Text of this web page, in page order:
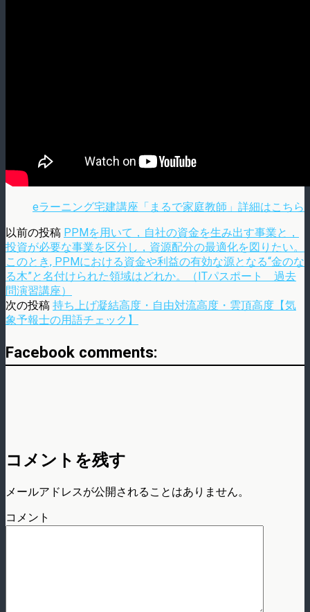
eラーニング宅建講座「まるで家庭教師」詳細はこちら
以前の投稿 PPMを用いて，自社の資金を生み出す事業と，
投資が必要な事業を区分し，資源配分の最適化を図りたい。
このとき, PPMにおける資金や利益の有効な源となる“金のな
る木”と名付けられた領域はどれか。（ITパスポート 過去
問演習講座）
次の投稿 持ち上げ凝結高度・自由対流高度・雲頂高度【気
象予報士の用語チェック】
Facebook comments:
コメントを残す
メールアドレスが公開されることはありません。
コメント